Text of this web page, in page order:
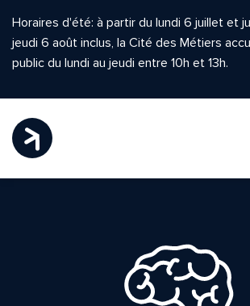
Horaires d'été: à partir du lundi 6 juillet et
jeudi 6 août inclus, la Cité des Métiers
public du lundi au jeudi entre 10h et 13h.